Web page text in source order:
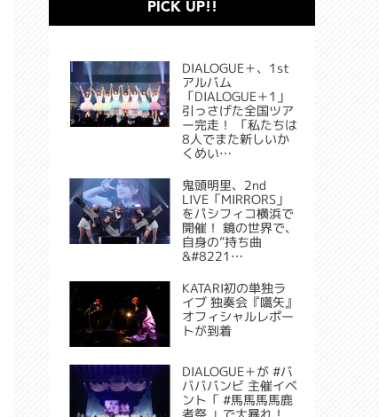
PICK UP!!
DIALOGUE＋、1st
アルバム
「DIALOGUE＋1」
引っさげた全国ツア
ー完走！ 「私たちは
8人でまた新しいか
くめい…
鬼頭明里、2nd
LIVE「MIRRORS」
をパシフィコ横浜で
開催！ 鏡の世界で、
自身の”持ち曲
&#8221…
KATARI初の単独ラ
イブ 独奏会『嚆矢』
オフィシャルレポー
トが到着
DIALOGUE＋が #バ
バババンビ 主催イベ
ント「 #馬馬馬馬鹿